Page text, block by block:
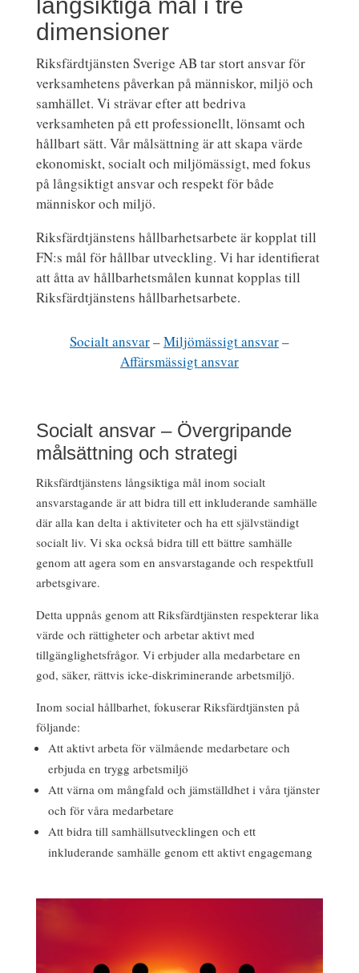
dimensioner
Riksfärdtjänsten Sverige AB tar stort ansvar för
verksamhetens påverkan på människor, miljö och
samhället. Vi strävar efter att bedriva
verksamheten på ett professionellt, lönsamt och
hållbart sätt. Vår målsättning är att skapa värde
ekonomiskt, socialt och miljömässigt, med fokus
på långsiktigt ansvar och respekt för både
människor och miljö.
Riksfärdtjänstens hållbarhetsarbete är kopplat till
FN:s mål för hållbar utveckling. Vi har identifierat
att åtta av hållbarhetsmålen kunnat kopplas till
Riksfärdtjänstens hållbarhetsarbete.
Socialt ansvar–Miljömässigt ansvar–
Affärsmässigt ansvar
Socialt ansvar – Övergripande
målsättning och strategi
Riksfärdtjänstens långsiktiga mål inom socialt
ansvarstagande är att bidra till ett inkluderande samhälle
där alla kan delta i aktiviteter och ha ett självständigt
socialt liv. Vi ska också bidra till ett bättre samhälle
genom att agera som en ansvarstagande och respektfull
arbetsgivare.
Detta uppnås genom att Riksfärdtjänsten respekterar lika
värde och rättigheter och arbetar aktivt med
tillgänglighetsfrågor. Vi erbjuder alla medarbetare en
god, säker, rättvis icke-diskriminerande arbetsmiljö.
Inom social hållbarhet, fokuserar Riksfärdtjänsten på
följande:
Att aktivt arbeta för välmående medarbetare och
erbjuda en trygg arbetsmiljö
Att värna om mångfald och jämställdhet i våra tjänster
och för våra medarbetare
Att bidra till samhällsutvecklingen och ett
inkluderande samhälle genom ett aktivt engagemang